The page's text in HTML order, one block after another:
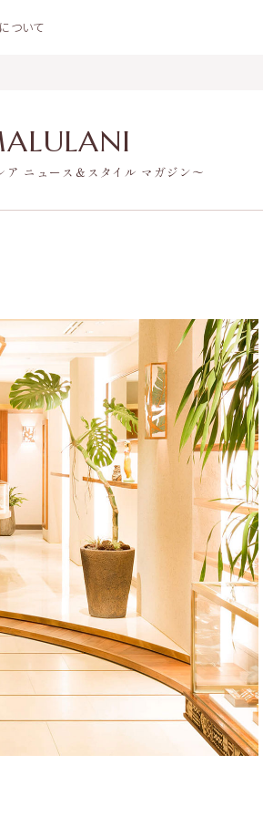
ついて
ア ニュース＆スタイル マガジン〜